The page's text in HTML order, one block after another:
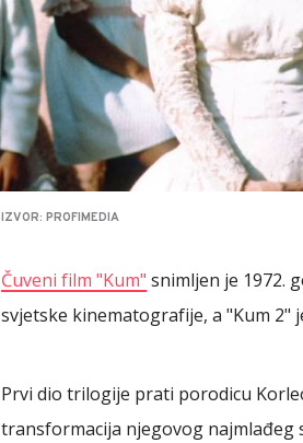
IZVOR: PROFIMEDIA
Čuveni film "Kum" snimljen je 1972.
svjetske kinematografije, a "Kum 2"
Prvi dio trilogije prati porodicu
transformacija njegovog